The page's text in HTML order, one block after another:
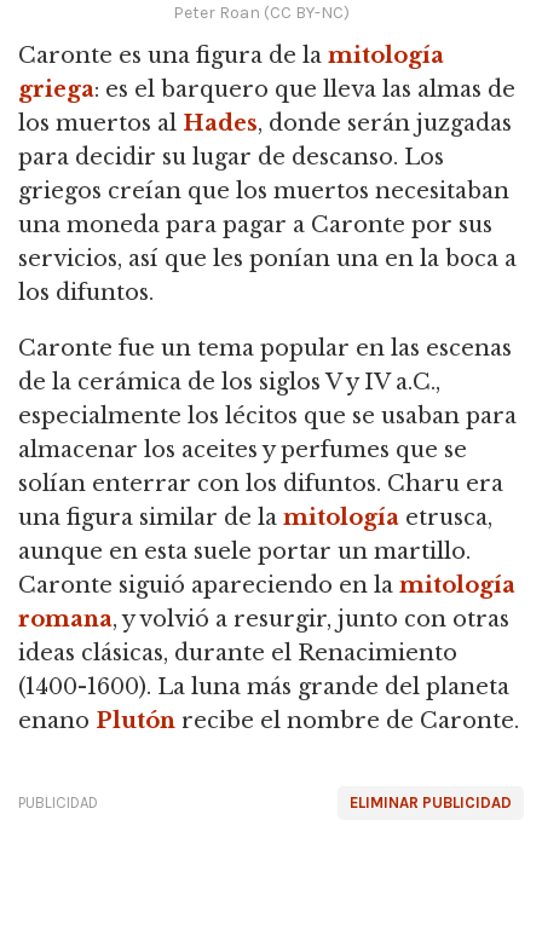
Peter Roan (CC BY-NC)
Caronte es una figura de la mitología
griega: es el barquero que lleva las almas de
los muertos al Hades, donde serán juzgadas
para decidir su lugar de descanso. Los
griegos creían que los muertos necesitaban
una moneda para pagar a Caronte por sus
servicios, así que les ponían una en la boca a
los difuntos.
Caronte fue un tema popular en las escenas
de la cerámica de los siglos V y IV a.C.,
especialmente los lécitos que se usaban para
almacenar los aceites y perfumes que se
solían enterrar con los difuntos. Charu era
una figura similar de la mitología etrusca,
aunque en esta suele portar un martillo.
Caronte siguió apareciendo en la mitología
romana, y volvió a resurgir, junto con otras
ideas clásicas, durante el Renacimiento
(1400-1600). La luna más grande del planeta
enano Plutón recibe el nombre de Caronte.
ELIMINAR PUBLICIDAD
PUBLICIDAD